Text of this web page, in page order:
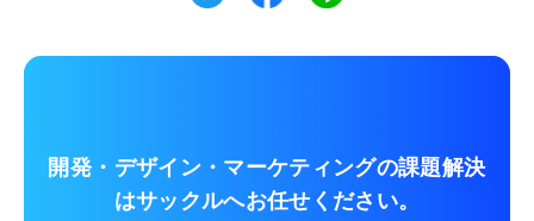
開発・デザイン・マーケティングの課題解決
はサックルへお任せください。